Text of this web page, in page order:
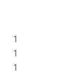
1
1
1